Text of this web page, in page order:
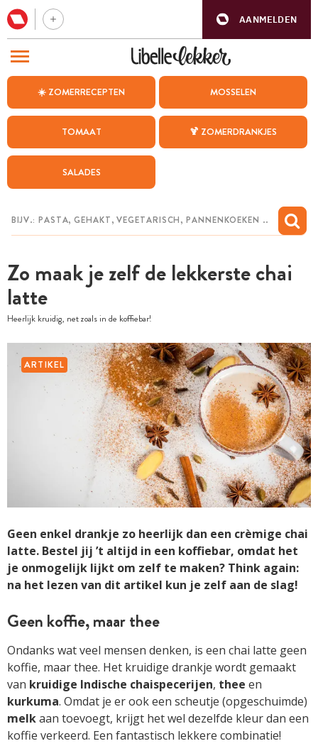
AANMELDEN
☀️ ZOMERRECEPTEN MOSSELEN
TOMAAT 🍹 ZOMERDRANKJES
SALADES
Zo maak je zelf de lekkerste chai
latte
Heerlijk kruidig, net zoals in de koffiebar!
ARTIKEL
Geen enkel drankje zo heerlijk dan een crèmige chai
latte. Bestel jij ’t altijd in een koffiebar, omdat het
je onmogelijk lijkt om zelf te maken? Think again:
na het lezen van dit artikel kun je zelf aan de slag!
Geen koffie, maar thee
Ondanks wat veel mensen denken, is een chai latte geen
koffie, maar thee. Het kruidige drankje wordt gemaakt
van kruidige Indische chaispecerijen, thee en
kurkuma. Omdat je er ook een scheutje (opgeschuimde)
melkaan toevoegt, krijgt het wel dezelfde kleur dan een
koffie verkeerd. Een fantastisch lekkere combinatie!
BEZOEK ONZE ANDERE WEBSITES
WEEKMENU
CHAT MET MAIA
MIJN BEWAARDE RECEPTEN